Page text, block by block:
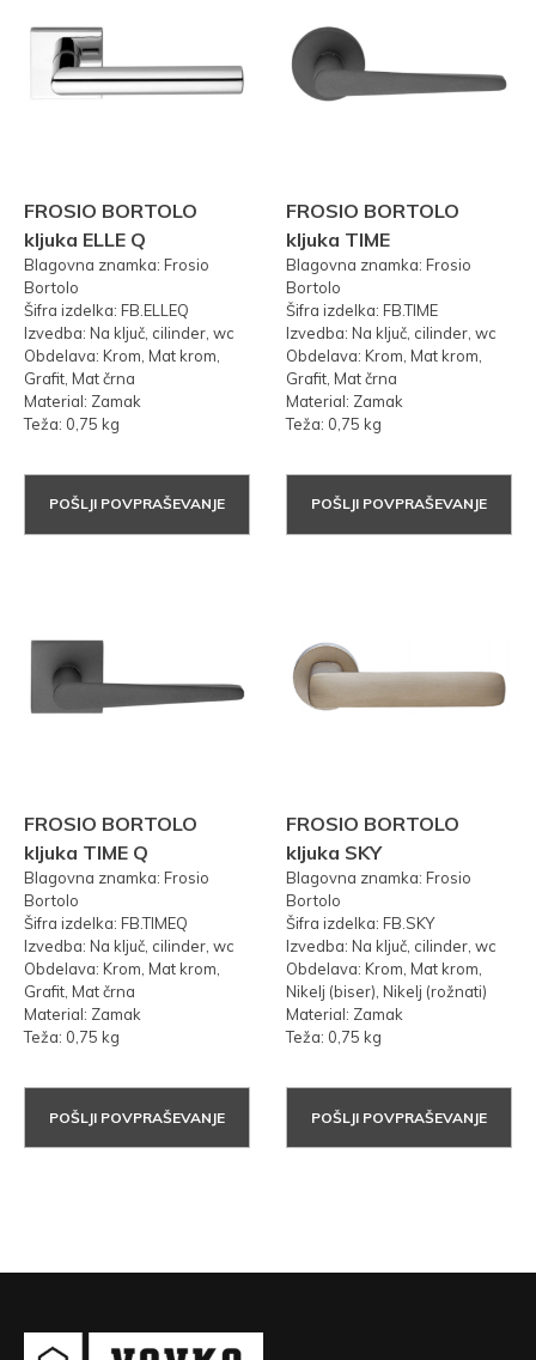
FROSIO BORTOLO
kljuka ELLE Q
Blagovna znamka: Frosio
Bortolo
Šifra izdelka: FB.ELLEQ
Izvedba: Na ključ, cilinder, wc
Obdelava: Krom, Mat krom,
Grafit, Mat črna
Material: Zamak
Teža: 0,75 kg
POŠLJI POVPRAŠEVANJE
FROSIO BORTOLO
kljuka TIME
Blagovna znamka: Frosio
Bortolo
Šifra izdelka: FB.TIME
Izvedba: Na ključ, cilinder, wc
Obdelava: Krom, Mat krom,
Grafit, Mat črna
Material: Zamak
Teža: 0,75 kg
POŠLJI POVPRAŠEVANJE
FROSIO BORTOLO
kljuka TIME Q
Blagovna znamka: Frosio
Bortolo
Šifra izdelka: FB.TIMEQ
Izvedba: Na ključ, cilinder, wc
Obdelava: Krom, Mat krom,
Grafit, Mat črna
Material: Zamak
Teža: 0,75 kg
POŠLJI POVPRAŠEVANJE
FROSIO BORTOLO
kljuka SKY
Blagovna znamka: Frosio
Bortolo
Šifra izdelka: FB.SKY
Izvedba: Na ključ, cilinder, wc
Obdelava: Krom, Mat krom,
Nikelj (biser), Nikelj (rožnati)
Material: Zamak
Teža: 0,75 kg
POŠLJI POVPRAŠEVANJE